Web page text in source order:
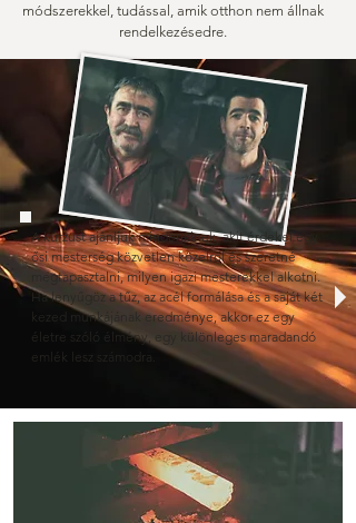
módszerekkel, tudással, amik otthon nem állnak
rendelkezésedre.
A kurzust ajánljuk mindenkinek, akit érdekel egy
ősi mesterség közvetlen közelről és szeretné
megtapasztalni, milyen igazi mesterekkel alkotni.
Ha lenyűgöz a tűz, az acél formálása és a saját két
kezed munkájának eredménye, akkor ez egy
életre szóló élmény, egy különleges maradandó
emlék lesz számodra.